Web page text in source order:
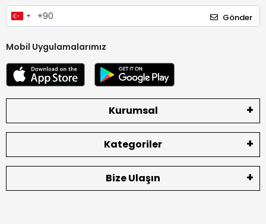
Gönder
Mobil Uygulamalarımız
Kurumsal
Kategoriler
Bize Ulaşın